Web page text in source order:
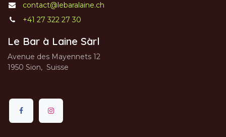
contact@lebaralaine.ch
+41 27 322 27 30
Le Bar à Laine Sàrl
Avenue des Mayennets 12
1950 Sion, Suisse